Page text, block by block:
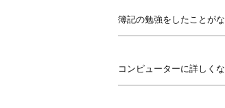
簿記の勉強をしたことが
コンピューターに詳しく